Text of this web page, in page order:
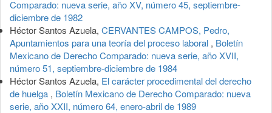
Comparado: nueva serie, año XV, número 45, septiembre-
diciembre de 1982
Héctor Santos Azuela, CERVANTES CAMPOS, Pedro,
Apuntamientos para una teoría del proceso laboral , Boletín
Mexicano de Derecho Comparado: nueva serie, año XVII,
número 51, septiembre-diciembre de 1984
Héctor Santos Azuela, El carácter procedimental del derecho
de huelga , Boletín Mexicano de Derecho Comparado: nueva
serie, año XXII, número 64, enero-abril de 1989